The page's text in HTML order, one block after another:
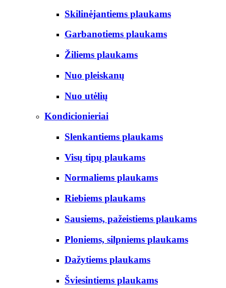
Skilinėjantiems plaukams
Garbanotiems plaukams
Žiliems plaukams
Nuo pleiskanų
Nuo utėlių
Kondicionieriai
Slenkantiems plaukams
Visų tipų plaukams
Normaliems plaukams
Riebiems plaukams
Sausiems, pažeistiems plaukams
Ploniems, silpniems plaukams
Dažytiems plaukams
Šviesintiems plaukams